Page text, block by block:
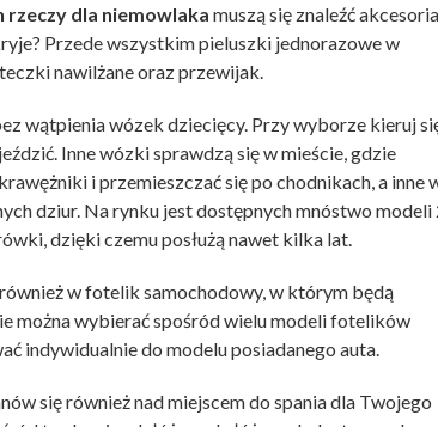
rzeczy dla niemowlaka muszą się znaleźć akcesoria
Przede wszystkim pieluszki jednorazowe w
nawilżane oraz przewijak.
wątpienia wózek dziecięcy. Przy wyborze kieruj
Inne wózki sprawdzą się w mieście, gdzie
i przemieszczać się po chodnikach, a inne
dziur. Na rynku jest dostępnych mnóstwo modeli
dzięki czemu posłużą nawet kilka lat.
w fotelik samochodowy, w którym będą
można wybierać spośród wielu modeli fotelików
indywidualnie do modelu posiadanego auta.
się również nad miejscem do spania dla Twojego